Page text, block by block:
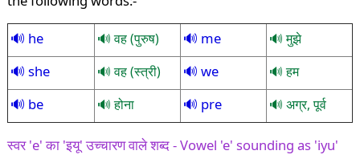
he वह (पुरुष) me मुझे
she वह (स्त्री) we हम
be होना pre अग्र, पूर्व
स्वर 'e' का 'इयू' उच्चारण वाले शब्द - Vowel 'e' sounding as 'iyu'